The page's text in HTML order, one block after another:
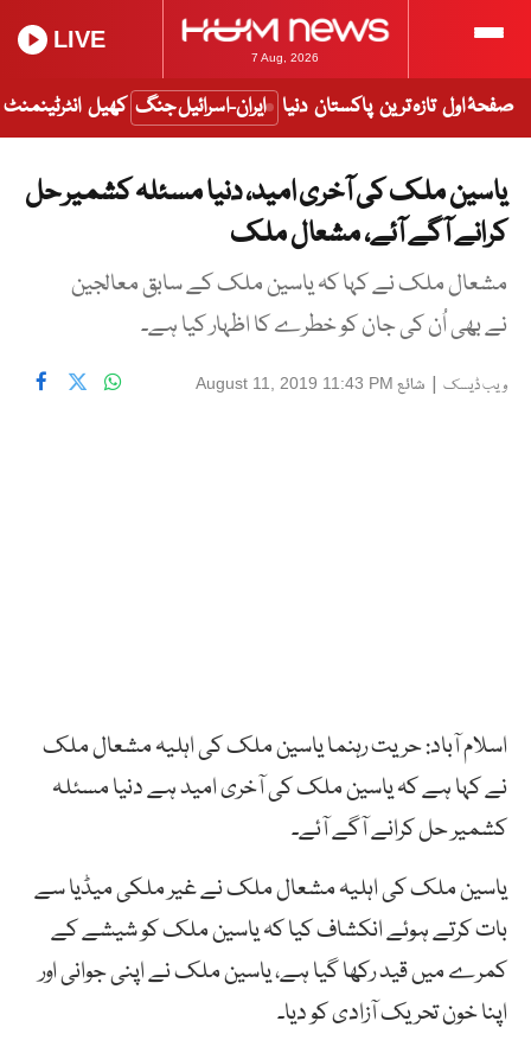
7 Aug, 2026
LIVE
صفحۂ اول تازہ ترین پاکستان دنیا ایران-اسرائیل جنگ کھیل انٹرٹینمنٹ
یاسین ملک کی آخری امید، دنیا مسئلہ کشمیر حل
کرانے آگے آئے، مشعال ملک
مشعال ملک نے کہا کہ یاسین ملک کے سابق معالجین
نے بھی اُن کی جان کو خطرے کا اظہار کیا ہے۔
ویب ڈیسک | شائع August 11, 2019 11:43 PM
اسلام آباد: حریت رہنما یاسین ملک کی اہلیہ مشعال ملک
نے کہا ہے کہ یاسین ملک کی آخری امید ہے دنیا مسئلہ
کشمیر حل کرانے آگے آئے۔
یاسین ملک کی اہلیہ مشعال ملک نے غیر ملکی میڈیا سے
بات کرتے ہوئے انکشاف کیا کہ یاسین ملک کو شیشے کے
کمرے میں قید رکھا گیا ہے، یاسین ملک نے اپنی جوانی اور
اپنا خون تحریک آزادی کو دیا۔